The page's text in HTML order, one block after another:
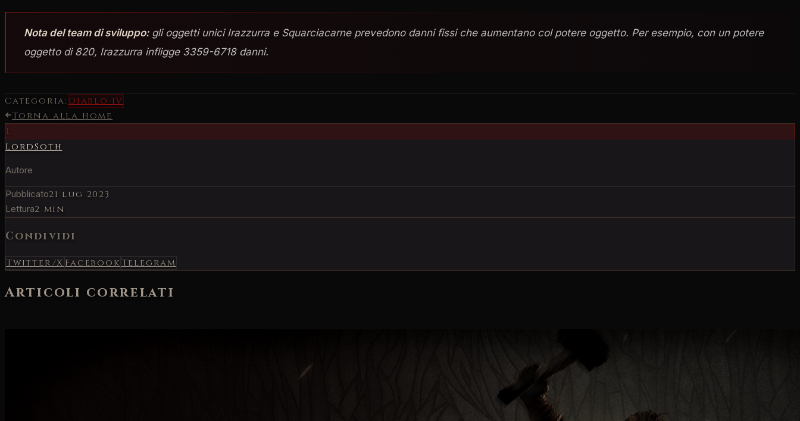
Nota del team di sviluppo:gli oggetti unici Irazzurra e Squarciacarne prevedono danni fissi che aumentano col potere oggetto. Per esempio, con un potere
oggetto di 820, Irazzurra infligge 3359-6718 danni.
Categoria: Diablo IV
Torna alla home
L
LordSoth
Autore
Pubblicato21 lug 2023
Lettura2 min
Condividi
Twitter/X Facebook Telegram
Articoli correlati